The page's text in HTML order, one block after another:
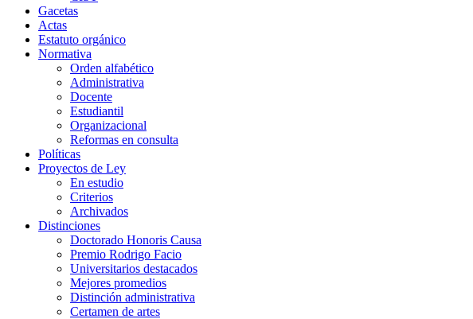
Gacetas
Actas
Estatuto orgánico
Normativa
Orden alfabético
Administrativa
Docente
Estudiantil
Organizacional
Reformas en consulta
Políticas
Proyectos de Ley
En estudio
Criterios
Archivados
Distinciones
Doctorado Honoris Causa
Premio Rodrigo Facio
Universitarios destacados
Mejores promedios
Distinción administrativa
Certamen de artes